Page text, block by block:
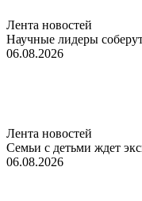
Лента новостей
Научные лидеры
06.08.2026
Лента новостей
Семьи с детьми ждет
06.08.2026